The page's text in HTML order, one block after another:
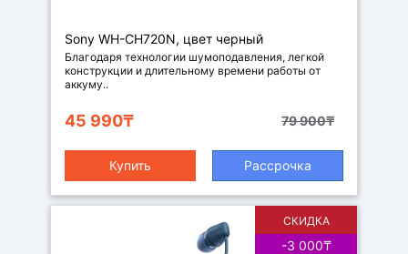
Наушники
Sony WH-CH720N, цвет черный
Благодаря технологии шумоподавления, легкой
конструкции и длительному времени работы от
аккуму..
79 900₸
45 990₸
Купить Рассрочка
СКИДКА
-3 000₸